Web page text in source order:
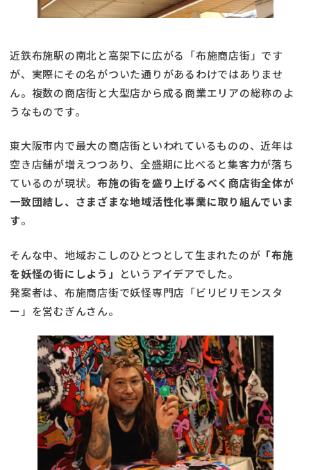
近鉄布施駅の南北と高架下に広がる「布施商店街」です
が、実際にその名がついた通りがあるわけではありませ
ん。複数の商店街と大型店から成る商業エリアの総称のよ
うなものです。
東大阪市内で最大の商店街といわれているものの、近年は
空き店舗が増えつつあり、全盛期に比べると集客力が落ち
ているのが現状。 布施の街を盛り上げるべく商店街全体が
一致団結し、さまざまな地域活性化事業に取り組んでいま
す。
そんな中、地域おこしのひとつとして生まれたのが 「布施
を妖怪の街にしよう」
というアイデアでした。
発案者は、布施商店街で妖怪専門店「ビリビリモンスタ
ー」を営むぎんさん。